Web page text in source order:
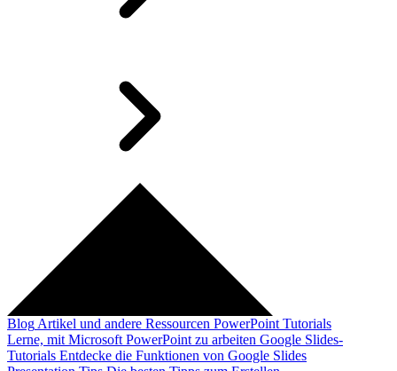
Blog Artikel und andere Ressourcen PowerPoint Tutorials
Lerne, mit Microsoft PowerPoint zu arbeiten Google Slides-
Tutorials Entdecke die Funktionen von Google Slides